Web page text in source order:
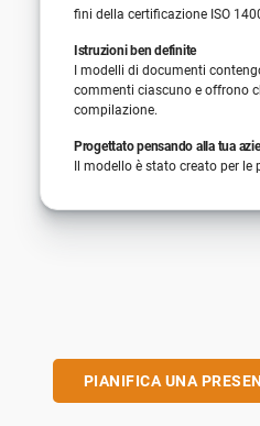
fini della certificazione ISO
Istruzioni ben definite
I modelli di documenti
commenti ciascuno e offrono
compilazione.
Progettato pensando alla tua
Il modello è stato creato per le
PIANIFICA UNA